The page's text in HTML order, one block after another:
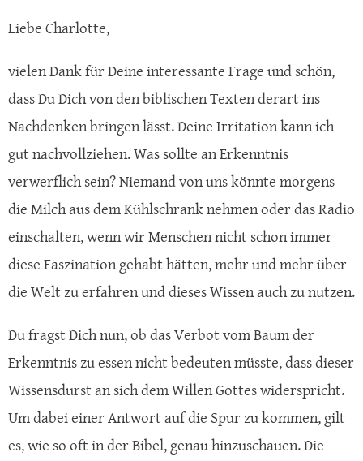
Liebe Charlotte,
vielen Dank für Deine interessante Frage und schön,
dass Du Dich von den biblischen Texten derart ins
Nachdenken bringen lässt. Deine Irritation kann ich
gut nachvollziehen. Was sollte an Erkenntnis
verwerflich sein? Niemand von uns könnte morgens
die Milch aus dem Kühlschrank nehmen oder das Radio
einschalten, wenn wir Menschen nicht schon immer
diese Faszination gehabt hätten, mehr und mehr über
die Welt zu erfahren und dieses Wissen auch zu nutzen.
Du fragst Dich nun, ob das Verbot vom Baum der
Erkenntnis zu essen nicht bedeuten müsste, dass dieser
Wissensdurst an sich dem Willen Gottes widerspricht.
Um dabei einer Antwort auf die Spur zu kommen, gilt
es, wie so oft in der Bibel, genau hinzuschauen. Die